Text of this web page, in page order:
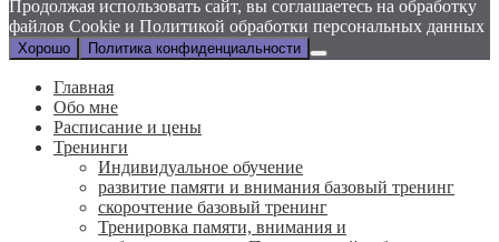
Продолжая использовать сайт, вы соглашаетесь на обработку
файлов Сookie и Политикой обработки персональных данных
Хорошо Политика конфиденциальности
Главная
Обо мне
Расписание и цены
Тренинги
Индивидуальное обучение
развитие памяти и внимания базовый тренинг
скорочтение базовый тренинг
Тренировка памяти, внимания и